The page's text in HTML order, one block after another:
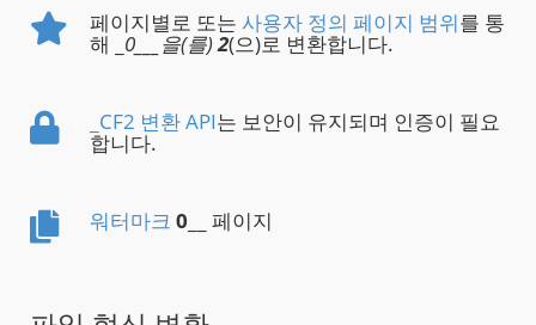
페이지별로 또는 사용자 정의 페이지 범위를 통
해 _ 0___을(를)2(으)로 변환합니다.
_CF2 변환 API는 보안이 유지되며 인증이 필요
합니다.
워터마크 0 __ 페이지